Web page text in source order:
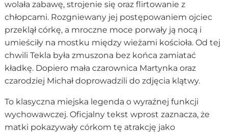
wolała zabawę, strojenie się oraz flirtowanie z
chłopcami. Rozgniewany jej postępowaniem ojciec
przeklął córkę, a mroczne moce porwały ją nocą i
umieściły na mostku między wieżami kościoła. Od tej
chwili Tekla była zmuszona bez końca zamiatać
kładkę. Dopiero mała czarownica Martynka oraz
czarodziej Michał doprowadzili do zdjęcia klątwy.
To klasyczna miejska legenda o wyraźnej funkcji
wychowawczej. Oficjalny tekst wprost zaznacza, że
matki pokazywały córkom tę atrakcję jako